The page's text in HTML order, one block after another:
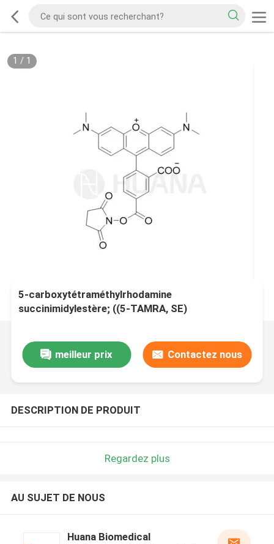
1 / 1
5-carboxytétraméthylrhodamine
succinimidylestère; ((5-TAMRA, SE)
meilleur prix Contactez nous
DESCRIPTION DE PRODUIT
Regardez plus
AU SUJET DE NOUS
Huana Biomedical